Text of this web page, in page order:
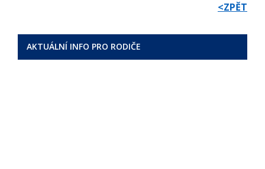
AKTUÁLNÍ INFO PRO RODIČE
<ZPĚT